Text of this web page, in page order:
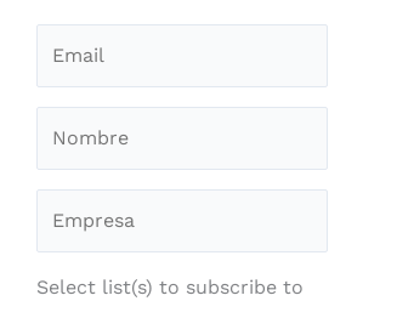
Select list(s) to subscribe to